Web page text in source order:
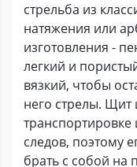
стрельба из
натяжения или
изготовления -
легкий и
вязкий, чтобы
него стрелы. Щит
транспортировке
следов, поэтому
брать с собой на